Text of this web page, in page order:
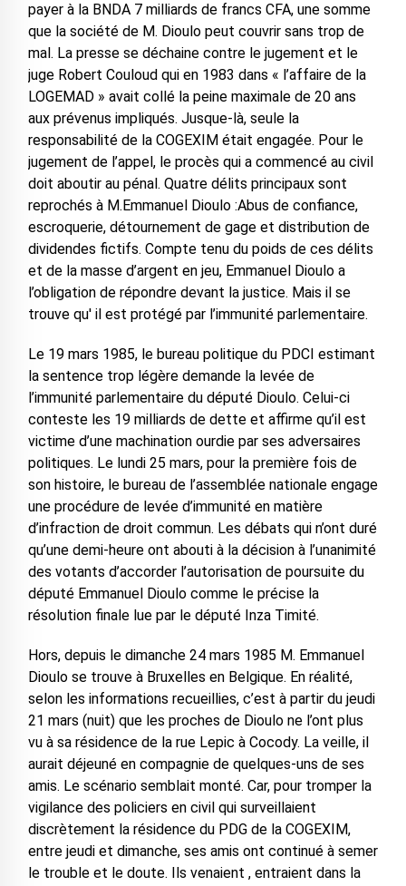
payer à la BNDA 7 milliards de francs CFA, une somme
que la société de M. Dioulo peut couvrir sans trop de
mal. La presse se déchaine contre le jugement et le
juge Robert Couloud qui en 1983 dans « l’affaire de la
LOGEMAD » avait collé la peine maximale de 20 ans
aux prévenus impliqués. Jusque-là, seule la
responsabilité de la COGEXIM était engagée. Pour le
jugement de l’appel, le procès qui a commencé au civil
doit aboutir au pénal. Quatre délits principaux sont
reprochés à M.Emmanuel Dioulo :Abus de confiance,
escroquerie, détournement de gage et distribution de
dividendes fictifs. Compte tenu du poids de ces délits
et de la masse d’argent en jeu, Emmanuel Dioulo a
l’obligation de répondre devant la justice. Mais il se
trouve qu' il est protégé par l’immunité parlementaire.
Le 19 mars 1985, le bureau politique du PDCI estimant
la sentence trop légère demande la levée de
l’immunité parlementaire du député Dioulo. Celui-ci
conteste les 19 milliards de dette et affirme qu’il est
victime d’une machination ourdie par ses adversaires
politiques. Le lundi 25 mars, pour la première fois de
son histoire, le bureau de l’assemblée nationale engage
une procédure de levée d’immunité en matière
d’infraction de droit commun. Les débats qui n’ont duré
qu’une demi-heure ont abouti à la décision à l’unanimité
des votants d’accorder l’autorisation de poursuite du
député Emmanuel Dioulo comme le précise la
résolution finale lue par le député Inza Timité.
Hors, depuis le dimanche 24 mars 1985 M. Emmanuel
Dioulo se trouve à Bruxelles en Belgique. En réalité,
selon les informations recueillies, c’est à partir du jeudi
21 mars (nuit) que les proches de Dioulo ne l’ont plus
vu à sa résidence de la rue Lepic à Cocody. La veille, il
aurait déjeuné en compagnie de quelques-uns de ses
amis. Le scénario semblait monté. Car, pour tromper la
vigilance des policiers en civil qui surveillaient
discrètement la résidence du PDG de la COGEXIM,
entre jeudi et dimanche, ses amis ont continué à semer
le trouble et le doute. Ils venaient , entraient dans la